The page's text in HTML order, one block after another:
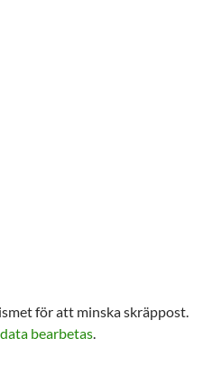
för att minska skräppost.
bearbetas.